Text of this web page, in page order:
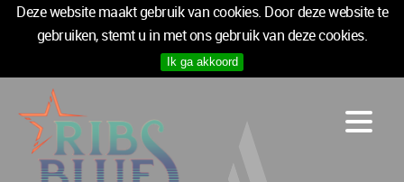
Deze website maakt gebruik van cookies. Door deze website te
gebruiken, stemt u in met ons gebruik van deze cookies.
Ik ga akkoord
PROGRAMMA
LOGIES
INFO